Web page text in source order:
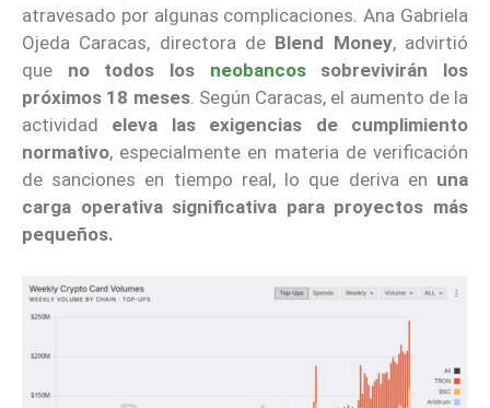
atravesado por algunas complicaciones. Ana Gabriela
Ojeda Caracas, directora de Blend Money, advirtió
que no todos los neobancossobrevivirán los
próximos 18 meses. Según Caracas, el aumento de la
actividad eleva las exigencias de cumplimiento
normativo, especialmente en materia de verificación
de sanciones en tiempo real, lo que deriva en una
carga operativa significativa para proyectos más
pequeños.